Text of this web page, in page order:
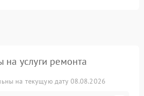
на услуги ремонта
на текущую дату 08.08.2026